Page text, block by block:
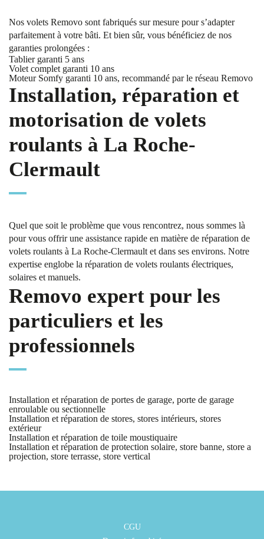
Nos volets Removo sont fabriqués sur mesure pour s’adapter
parfaitement à votre bâti. Et bien sûr, vous bénéficiez de nos
garanties prolongées :
Tablier garanti 5 ans
Volet complet garanti 10 ans
Moteur Somfy garanti 10 ans, recommandé par le réseau Removo
Installation, réparation et
motorisation de volets
roulants à La Roche-
Clermault
Quel que soit le problème que vous rencontrez, nous sommes là
pour vous offrir une assistance rapide en matière de réparation de
volets roulants à La Roche-Clermault et dans ses environs. Notre
expertise englobe la réparation de volets roulants électriques,
solaires et manuels.
Removo expert pour les
particuliers et les
professionnels
Installation et réparation de portes de garage, porte de garage
enroulable ou sectionnelle
Installation et réparation de stores, stores intérieurs, stores
extérieur
Installation et réparation de toile moustiquaire
Installation et réparation de protection solaire, store banne, store a
projection, store terrasse, store vertical
CGU